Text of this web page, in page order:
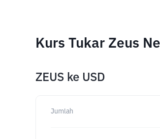
Kurs Tukar Zeus
ZEUS ke USD
Jumlah